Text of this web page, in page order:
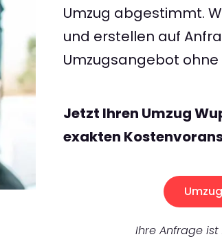
Umzug abgestimmt.
und erstellen auf
Umzugsangebot
Jetzt Ihren Umzug
exakten
Ihre Anfrage ist